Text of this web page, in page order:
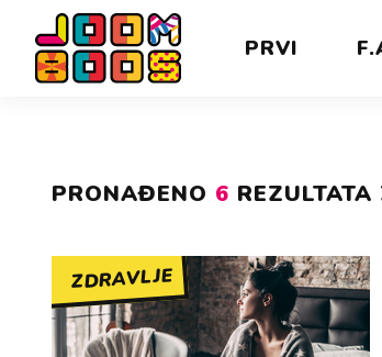
PRVI
PRONAĐENO 6
ZDRAVLJE